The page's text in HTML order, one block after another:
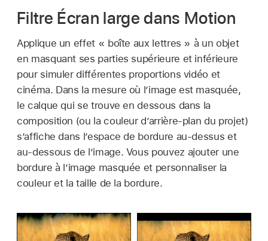
Filtre Écran large dans Motion
Applique un effet « boîte aux lettres » à un objet
en masquant ses parties supérieure et inférieure
pour simuler différentes proportions vidéo et
cinéma. Dans la mesure où lʼimage est masquée,
le calque qui se trouve en dessous dans la
composition (ou la couleur dʼarrière-plan du projet)
sʼaffiche dans lʼespace de bordure au-dessus et
au-dessous de lʼimage. Vous pouvez ajouter une
bordure à l’image masquée et personnaliser la
couleur et la taille de la bordure.